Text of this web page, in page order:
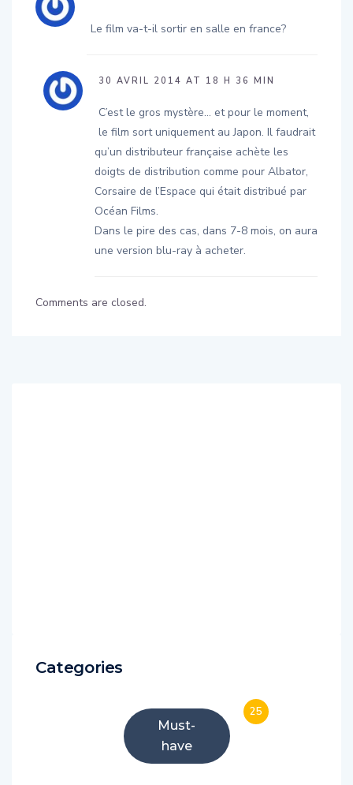
Le film va-t-il sortir en salle en france?
30 AVRIL 2014 AT 18 H 36 MIN
C’est le gros mystère… et pour le moment,
le film sort uniquement au Japon. Il faudrait
qu’un distributeur française achète les
doigts de distribution comme pour Albator,
Corsaire de l’Espace qui était distribué par
Océan Films.
Dans le pire des cas, dans 7-8 mois, on aura
une version blu-ray à acheter.
Comments are closed.
Categories
Must-
have
25